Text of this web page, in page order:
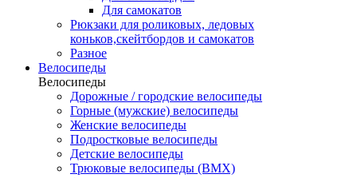
Для самокатов
Рюкзаки для роликовых, ледовых
коньков,скейтбордов и самокатов
Разное
Велосипеды
Велосипеды
Дорожные / городские велосипеды
Горные (мужские) велосипеды
Женские велосипеды
Подростковые велосипеды
Детские велосипеды
Трюковые велосипеды (BMX)